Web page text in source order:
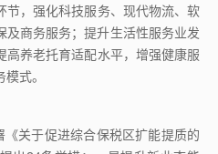
节，强化科技服务、现代物流、软
商务服务；提升生活性服务业发
高养老托育适配水平，增强健康服
式。
关于促进综合保税区扩能提质的